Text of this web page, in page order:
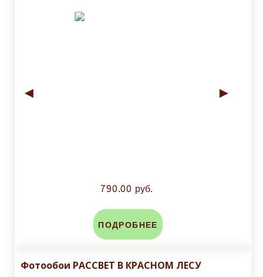
◄ ►
790.00 руб.
ПОДРОБНЕЕ
Фотообои РАССВЕТ В КРАСНОМ ЛЕСУ